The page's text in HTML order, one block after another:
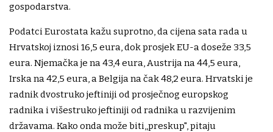
gospodarstva.
Podatci Eurostata kažu suprotno, da cijena sata rada u
Hrvatskoj iznosi 16,5 eura, dok prosjek EU-a doseže 33,5
eura. Njemačka je na 43,4 eura, Austrija na 44,5 eura,
Irska na 42,5 eura, a Belgija na čak 48,2 eura. Hrvatski je
radnik dvostruko jeftiniji od prosječnog europskog
radnika i višestruko jeftiniji od radnika u razvijenim
državama. Kako onda može biti,,preskup", pitaju